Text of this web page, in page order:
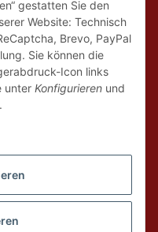
gestatten Sie den
Website: Technisch
Brevo, PayPal
Sie können die
Icon links
unter Konfigurieren und
.
aus Lager Bad Liebenzell.
Ladenpreise und Produkte vor